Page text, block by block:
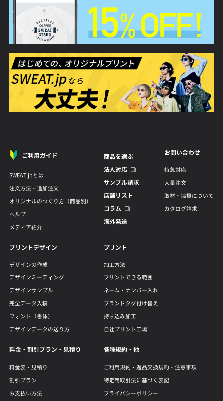
ご利用ガイド
SWEAT.jpとは
注文方法・追加注文
オリジナルのつくり方（商品別）
ヘルプ
メディア紹介
商品を選ぶ
法人対応
サンプル請求
店舗リスト
コラム
海外発送
お問い合わせ
特急対応
大量注文
取材・協賛について
カタログ請求
プリントデザイン
デザインの作成
デザインミーティング
デザインサンプル
完全データ入稿
フォント（書体）
デザインデータの送り方
プリント
加工方法
プリントできる範囲
ネーム・ナンバー入れ
ブランドタグ付け替え
持ち込み加工
自社プリント工場
料金・割引プラン・見積り
料金表・見積り
割引プラン
お支払い方法
各種規約・他
ご利用規約・返品交換規約・注意事項
特定商取引法に基づく表記
プライバシーポリシー